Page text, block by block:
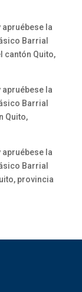
la
Barrial
cantón Quito,
la
Barrial
Quito,
la
Barrial
provincia